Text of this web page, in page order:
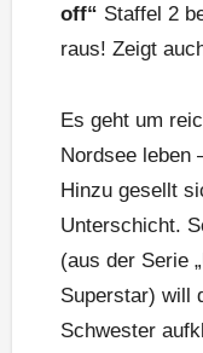
off“ Staffel 2
raus! Zeigt
Es geht um
Nordsee leben
Hinzu gesellt
Unterschicht.
(aus der Serie
Superstar) will
Schwester